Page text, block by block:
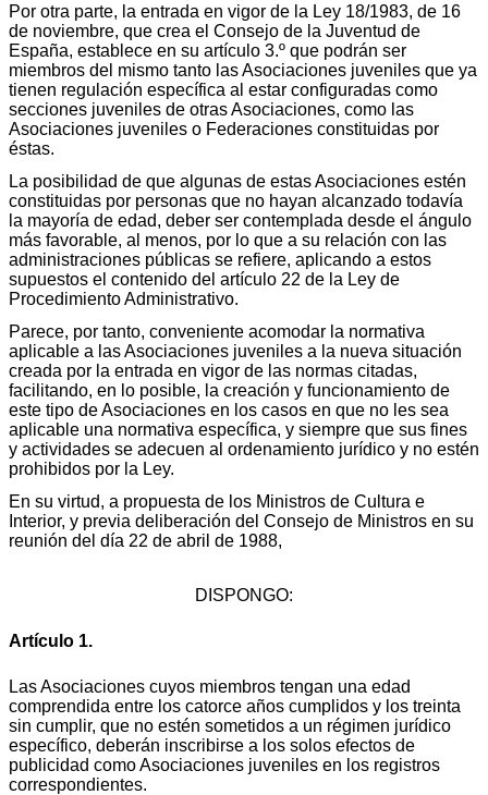
Por otra parte, la entrada en vigor de la Ley 18/1983, de 16
de noviembre, que crea el Consejo de la Juventud de
España, establece en su artículo 3.º que podrán ser
miembros del mismo tanto las Asociaciones juveniles que ya
tienen regulación específica al estar configuradas como
secciones juveniles de otras Asociaciones, como las
Asociaciones juveniles o Federaciones constituidas por
éstas.
La posibilidad de que algunas de estas Asociaciones estén
constituidas por personas que no hayan alcanzado todavía
la mayoría de edad, deber ser contemplada desde el ángulo
más favorable, al menos, por lo que a su relación con las
administraciones públicas se refiere, aplicando a estos
supuestos el contenido del artículo 22 de la Ley de
Procedimiento Administrativo.
Parece, por tanto, conveniente acomodar la normativa
aplicable a las Asociaciones juveniles a la nueva situación
creada por la entrada en vigor de las normas citadas,
facilitando, en lo posible, la creación y funcionamiento de
este tipo de Asociaciones en los casos en que no les sea
aplicable una normativa específica, y siempre que sus fines
y actividades se adecuen al ordenamiento jurídico y no estén
prohibidos por la Ley.
En su virtud, a propuesta de los Ministros de Cultura e
Interior, y previa deliberación del Consejo de Ministros en su
reunión del día 22 de abril de 1988,
DISPONGO:
Artículo 1.
Las Asociaciones cuyos miembros tengan una edad
comprendida entre los catorce años cumplidos y los treinta
sin cumplir, que no estén sometidos a un régimen jurídico
específico, deberán inscribirse a los solos efectos de
publicidad como Asociaciones juveniles en los registros
correspondientes.